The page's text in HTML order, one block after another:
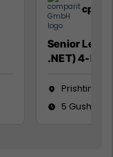
cpit
Senior Lead
.NET) 4-
Prishtinë
5 Gusht